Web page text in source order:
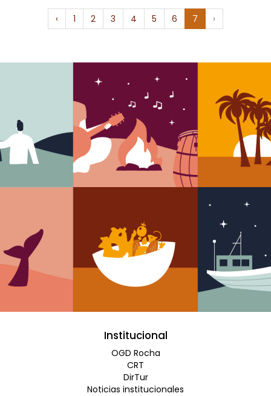
‹ 1 2 3 4 5 6 7 ›
Institucional
OGD Rocha
CRT
DirTur
Noticias institucionales